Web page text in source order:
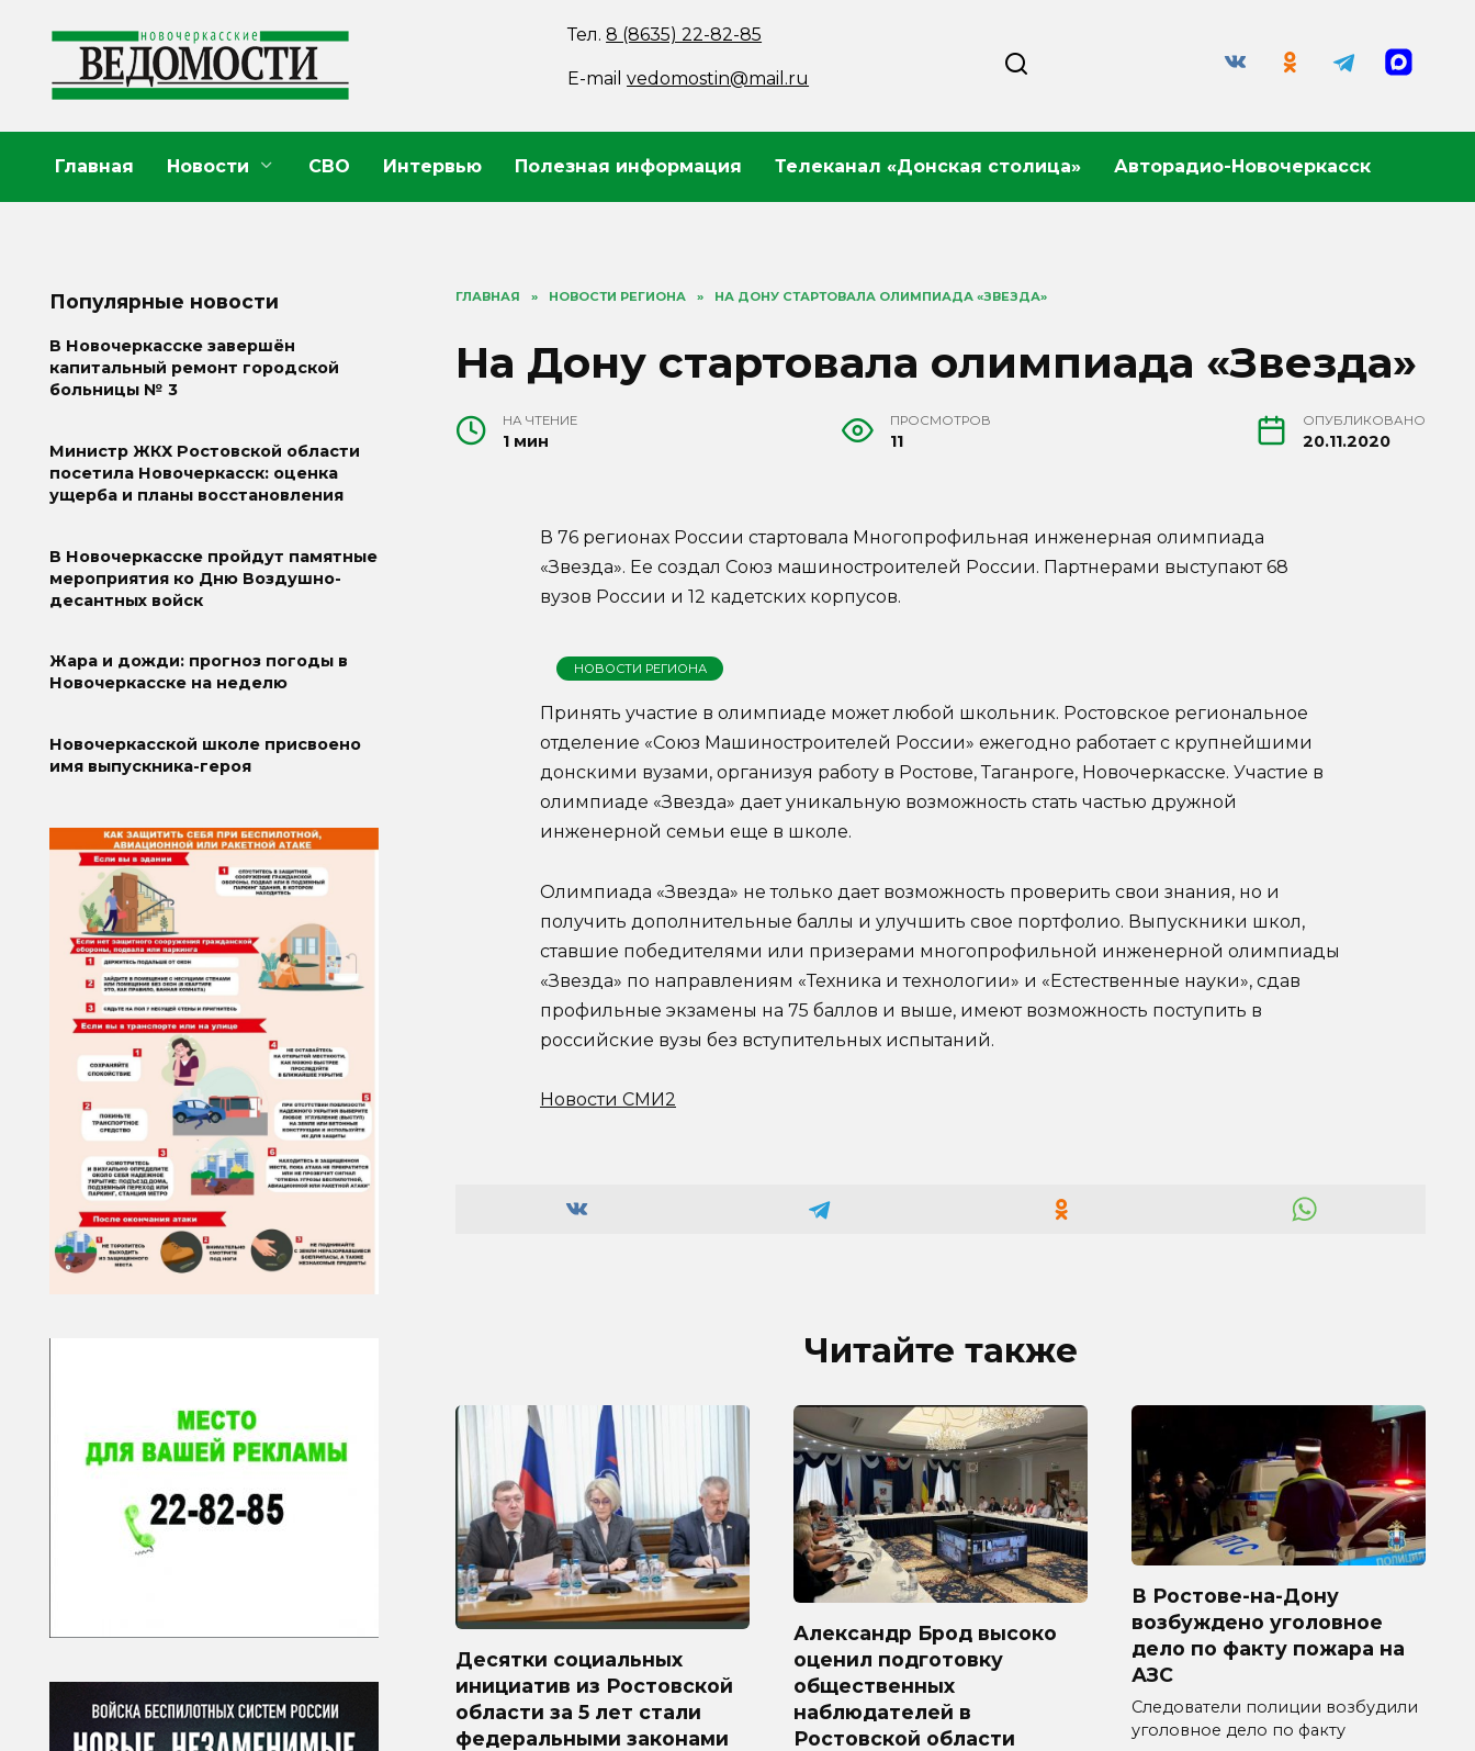
содержанию
Тел.8 (8635) 22-82-85
E-mailvedomostin@mail.ru
Главная Новости СВО Интервью Полезная информация Телеканал «Донская столица» Авторадио-Новочеркасск
ГЛАВНАЯ » НОВОСТИ РЕГИОНА » НА ДОНУ СТАРТОВАЛА ОЛИМПИАДА «ЗВЕЗДА»
На Дону стартовала олимпиада «Звезда»
НА ЧТЕНИЕ
1 мин
ПРОСМОТРОВ
11
ОПУБЛИКОВАНО
20.11.2020
В 76 регионах России стартовала Многопрофильная инженерная олимпиада
«Звезда». Ее создал Союз машиностроителей России. Партнерами выступают 68
вузов России и 12 кадетских корпусов.
НОВОСТИ РЕГИОНА
Принять участие в олимпиаде может любой школьник. Ростовское региональное
отделение «Союз Машиностроителей России» ежегодно работает с крупнейшими
донскими вузами, организуя работу в Ростове, Таганроге, Новочеркасске. Участие в
олимпиаде «Звезда» дает уникальную возможность стать частью дружной
инженерной семьи еще в школе.
Олимпиада «Звезда» не только дает возможность проверить свои знания, но и
получить дополнительные баллы и улучшить свое портфолио. Выпускники школ,
ставшие победителями или призерами многопрофильной инженерной олимпиады
«Звезда» по направлениям «Техника и технологии» и «Естественные науки», сдав
профильные экзамены на 75 баллов и выше, имеют возможность поступить в
российские вузы без вступительных испытаний.
Новости СМИ2
Читайте также
Десятки социальных
инициатив из Ростовской
области за 5 лет стали
федеральными законами
Александр Брод высоко
оценил подготовку
общественных
наблюдателей в
Ростовской области
В Ростове-на-Дону
возбуждено уголовное
дело по факту пожара на
АЗС
Следователи полиции возбудили
уголовное дело по факту
Популярные новости
В Новочеркасске завершён
капитальный ремонт городской
больницы № 3
Министр ЖКХ Ростовской области
посетила Новочеркасск: оценка
ущерба и планы восстановления
В Новочеркасске пройдут памятные
мероприятия ко Дню Воздушно-
десантных войск
Жара и дожди: прогноз погоды в
Новочеркасске на неделю
Новочеркасской школе присвоено
имя выпускника-героя